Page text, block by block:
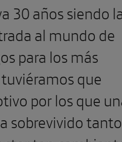
30 años siendo
al mundo de
para los más
que
por los que
sobrevivido